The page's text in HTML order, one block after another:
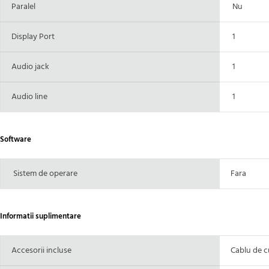
Paralel Nu
Display Port 1
Audio jack 1
Audio line 1
Software
Sistem de operare Fara
Informatii suplimentare
Accesorii incluse Cablu de